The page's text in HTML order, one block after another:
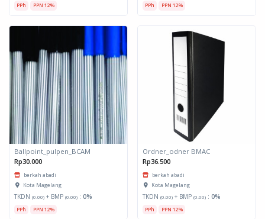
PPh PPN 12% PPh PPN 12%
Ballpoint_pulpen_BCAM
Rp30.000
berkah abadi
Kota Magelang
TKDN (0.00) + BMP (0.00) : 0%
PPh PPN 12%
Ordner_odner BMAC
Rp36.500
berkah abadi
Kota Magelang
TKDN (0.00) + BMP (0.00) : 0%
PPh PPN 12%